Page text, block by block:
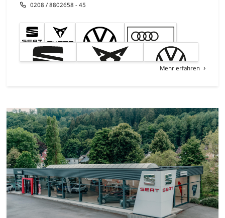
0208 / 8802658 - 45
Mehr erfahren